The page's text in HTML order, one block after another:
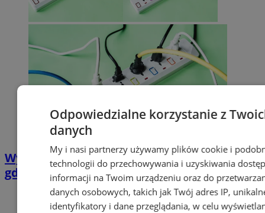
Wyłączenia prądu w Chorzowie. Sprawdź
gdzie nie będzie prądu [23.06-28.06]
Odpowiedzialne korzystanie z
danych
My i nasi partnerzy używamy plików cookie i
technologii do przechowywania i uzyskiwania
informacji na Twoim urządzeniu oraz do
danych osobowych, takich jak Twój adres IP,
identyfikatory i dane przeglądania, w celu